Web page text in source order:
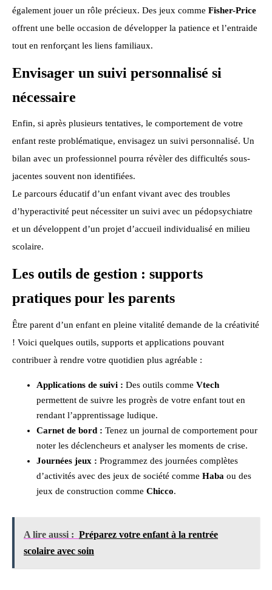
également jouer un rôle précieux. Des jeux comme Fisher-Price
offrent une belle occasion de développer la patience et l’entraide
tout en renforçant les liens familiaux.
Envisager un suivi personnalisé si
nécessaire
Enfin, si après plusieurs tentatives, le comportement de votre
enfant reste problématique, envisagez un suivi personnalisé. Un
bilan avec un professionnel pourra révèler des difficultés sous-
jacentes souvent non identifiées.
Le parcours éducatif d’un enfant vivant avec des troubles
d’hyperactivité peut nécessiter un suivi avec un pédopsychiatre
et un développent d’un projet d’accueil individualisé en milieu
scolaire.
Les outils de gestion : supports
pratiques pour les parents
Être parent d’un enfant en pleine vitalité demande de la créativité
! Voici quelques outils, supports et applications pouvant
contribuer à rendre votre quotidien plus agréable :
Applications de suivi : Des outils comme Vtech
permettent de suivre les progrès de votre enfant tout en
rendant l’apprentissage ludique.
Carnet de bord : Tenez un journal de comportement pour
noter les déclencheurs et analyser les moments de crise.
Journées jeux : Programmez des journées complètes
d’activités avec des jeux de société comme Haba ou des
jeux de construction comme Chicco.
A lire aussi : Préparez votre enfant à la rentrée
scolaire avec soin